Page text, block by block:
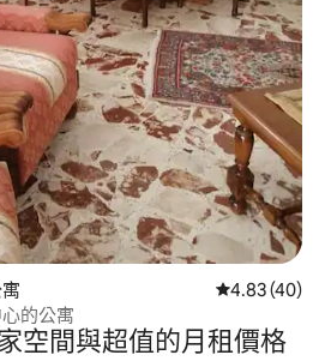
從 40 則評價
4.83 (40)
的公寓
空間與超值的月租價格